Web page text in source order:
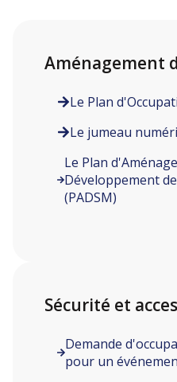
Aménagement
Le Plan
Le jumeau
Le Plan
Développement
(PADSM)
Sécurité et
Demande
pour un